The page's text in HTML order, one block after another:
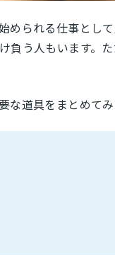
られる仕事とし
う人もいます。た
な道具をまとめてみ